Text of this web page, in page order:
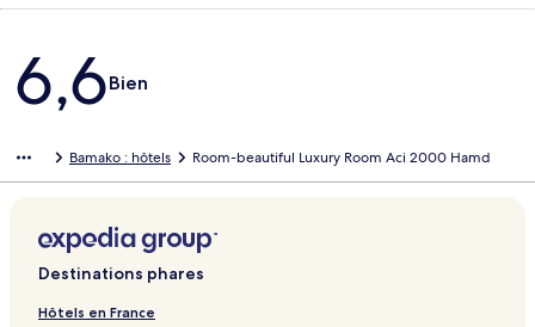
Avis
6,6Bien
Bamako : hôtels Room-beautiful Luxury Room Aci 2000 Hamd
Destinations phares
Hôtels en France